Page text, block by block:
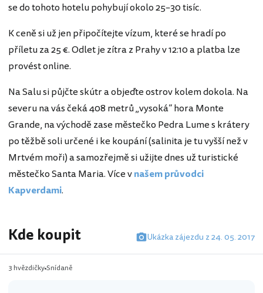
se do tohoto hotelu pohybují okolo 25–30 tisíc.
K ceně si už jen připočítejte vízum, které se hradí po
příletu za 25 €. Odlet je zítra z Prahy v 12:10 a platba lze
provést online.
Na Salu si půjčte skútr a objeďte ostrov kolem dokola. Na
severu na vás čeká 408 metrů „vysoká“ hora Monte
Grande, na východě zase městečko Pedra Lume s krátery
po těžbě soli určené i ke koupání (salinita je tu vyšší než v
Mrtvém moři) a samozřejmě si užijte dnes už turistické
městečko Santa Maria. Více vnašem průvodci
Kapverdami.
Kde koupit Ukázka zájezdu z 24. 05. 2017
3 hvězdičkySnídaně